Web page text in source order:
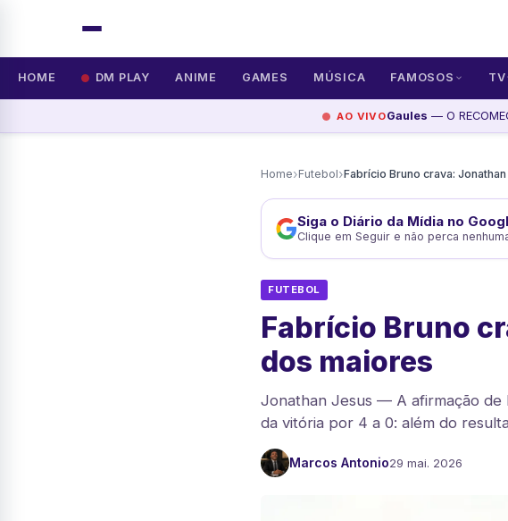
HOME DM PLAY ANIME GAMES MÚSICA FAMOSOS TV
AO VIVOGaules — O
Home›Futebol›
Siga o Diário da Mídia no
Clique em Seguir e não perca
FUTEBOL
Fabrício Bruno
dos maiores
Jonathan Jesus — A afirmação
da vitória por 4 a 0: além do
Marcos Antonio29 mai. 2026